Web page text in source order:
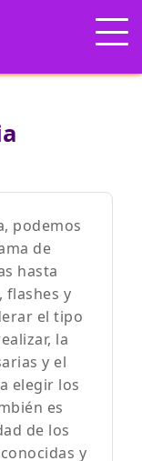
podemos
de
hasta
flashes y
el tipo
la
y el
elegir los
es
de los
y